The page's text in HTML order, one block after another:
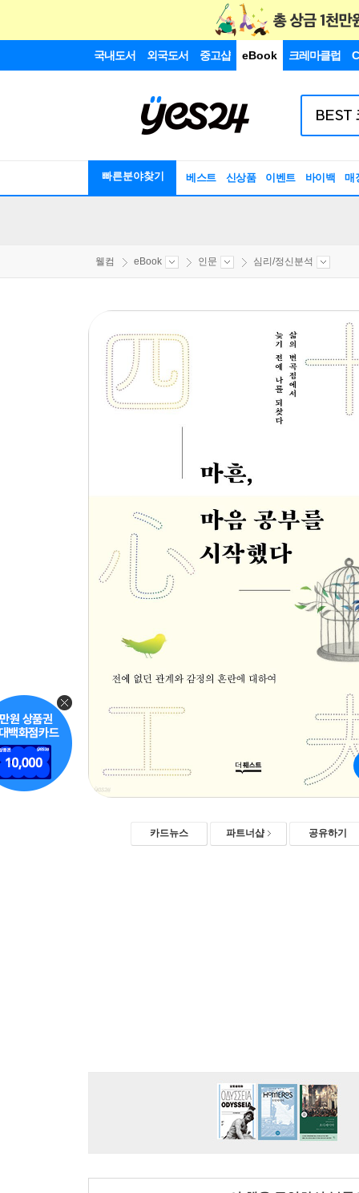
국내도서 외국도서 중고샵 eBook 크레마클럽
빠른분야찾기 베스트 신상품 이벤트 바이백 매
웰컴 eBook 인문 심리/정신분석
카드뉴스 파트너샵 공유하기